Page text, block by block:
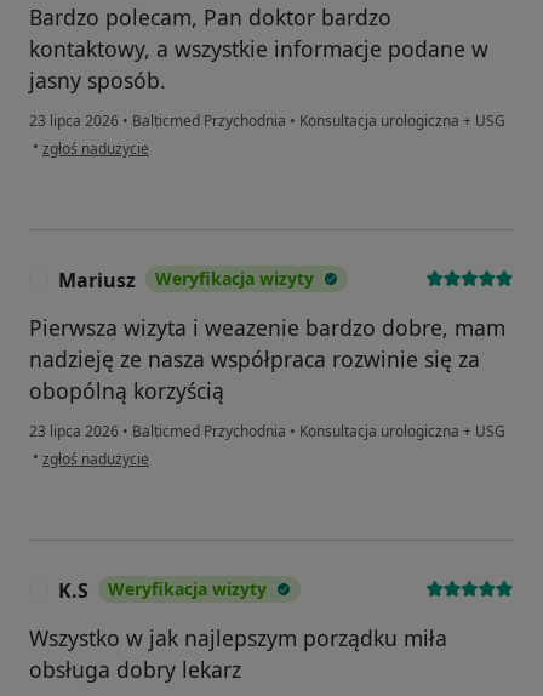
Bardzo polecam, Pan doktor bardzo
kontaktowy, a wszystkie informacje podane w
jasny sposób.
23 lipca 2026 • Balticmed Przychodnia • Konsultacja urologiczna + USG
• w opinii użytkownika Kasia
zgłoś nadużycie
Mariusz Weryfikacja wizyty
Pierwsza wizyta i weazenie bardzo dobre, mam
nadzieję ze nasza współpraca rozwinie się za
obopólną korzyścią
23 lipca 2026 • Balticmed Przychodnia • Konsultacja urologiczna + USG
• w opinii użytkownika Mariusz
zgłoś nadużycie
K.S Weryfikacja wizyty
Wszystko w jak najlepszym porządku miła
obsługa dobry lekarz